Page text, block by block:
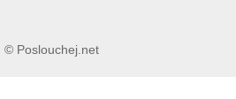
© Poslouchej.net